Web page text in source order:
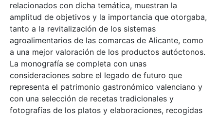
relacionados con dicha temática, muestran la
amplitud de objetivos y la importancia que otorgaba,
tanto a la revitalización de los sistemas
agroalimentarios de las comarcas de Alicante, como
a una mejor valoración de los productos autóctonos.
La monografía se completa con unas
consideraciones sobre el legado de futuro que
representa el patrimonio gastronómico valenciano y
con una selección de recetas tradicionales y
fotografías de los platos y elaboraciones, recogidas